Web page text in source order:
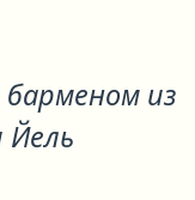
из
Йель